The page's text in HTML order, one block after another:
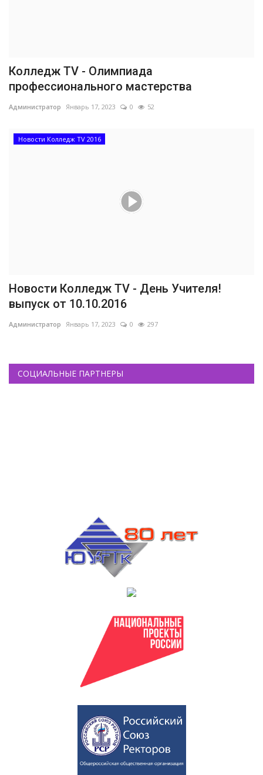
Колледж TV - Олимпиада
профессионального мастерства
Администратор Январь 17, 2023 0 52
Новости Колледж TV 2016
Новости Колледж TV - День Учителя!
выпуск от 10.10.2016
Администратор Январь 17, 2023 0 297
СОЦИАЛЬНЫЕ ПАРТНЕРЫ